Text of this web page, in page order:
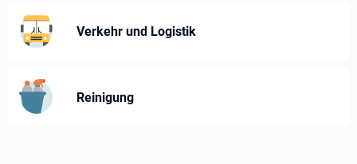
Verkehr und Logistik
Reinigung